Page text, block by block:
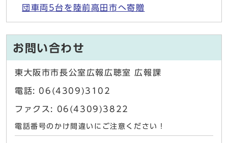
団車両5台を陸前高田市へ寄贈
お問い合わせ
東大阪市市長公室広報広聴室 広報課
電話: 06(4309)3102
ファクス: 06(4309)3822
電話番号のかけ間違いにご注意ください！